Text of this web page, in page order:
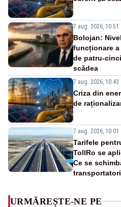
7 aug. 2026, 10:51
Bolojan:
funcționare a
de patru-
scădea
7 aug. 2026, 10:43
Criza din
de
7 aug. 2026, 10:01
Tarifele
TollRo se
Ce se
transportatori
URMĂREȘTE-NE PE